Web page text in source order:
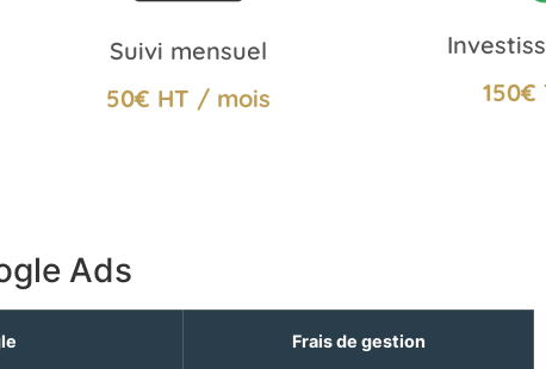
Suivi mensuel
50€ HT / mois
150€
Ads
Frais de gestion